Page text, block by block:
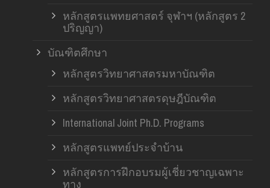
หลักสูตรแพทยศาสตร์ จุฬาฯ (หลักสูตร 2
ปริญญา)
บัณฑิตศึกษา
หลักสูตรวิทยาศาสตรมหาบัณฑิต
หลักสูตรวิทยาศาสตรดุษฎีบัณฑิต
International Joint Ph.D. Programs
หลักสูตรแพทย์ประจำบ้าน
หลักสูตรการฝึกอบรมผู้เชี่ยวชาญเฉพาะ
ทาง